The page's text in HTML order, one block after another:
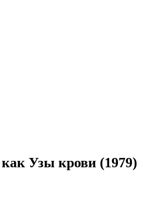
Узы крови (1979)